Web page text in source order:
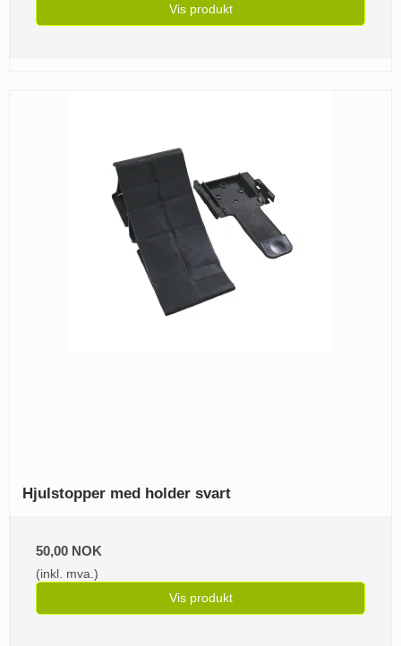
Vis produkt
Hjulstopper med holder svart
50,00 NOK
(inkl. mva.)
Vis produkt